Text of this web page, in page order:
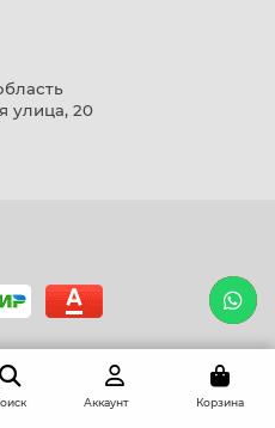
улица, 20
Аккаунт Корзина